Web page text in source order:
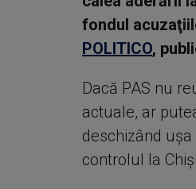
fondul
POLITICO,
Dacă PAS nu
actuale, ar
deschizând
controlul la